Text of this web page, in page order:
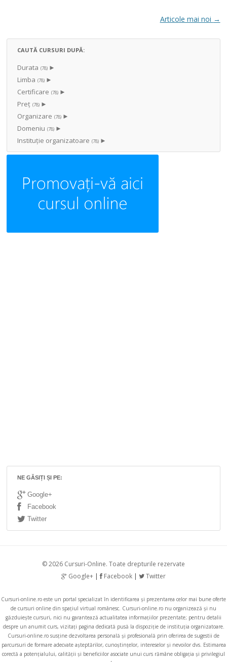
Articole mai noi →
CAUTĂ CURSURI DUPĂ:
Durata (78) ►
Limba (78) ►
Certificare (78) ►
Preț (78) ►
Organizare (78) ►
Domeniu (78) ►
Instituţie organizatoare (78) ►
NE GĂSIȚI ȘI PE:
Google+
Facebook
Twitter
© 2026 Cursuri-Online. Toate drepturile rezervate
Google+ | Facebook | Twitter
Cursuri-online.ro este un portal specializat în identificarea și prezentarea celor mai bune oferte
de cursuri online din spațiul virtual românesc. Cursuri-online.ro nu organizează și nu
găzduiește cursuri, nici nu garantează actualitatea informațiilor prezentate; pentru detalii
despre un anumit curs, vizitați pagina dedicată pusă la dispoziție de instituția organizatoare.
Cursuri-online.ro susține dezvoltarea personală și profesională prin oferirea de sugestii de
parcursuri de formare adecvate așteptărilor, cunoștințelor, intereselor și nevoilor dvs. Estimarea
corectă a potențialului, calității și beneficiilor asociate unui curs rămâne obligația și privilegiul